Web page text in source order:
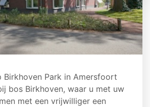
Birkhoven Park in Amersfoort
bos Birkhoven, waar u met uw
met een vrijwilliger een